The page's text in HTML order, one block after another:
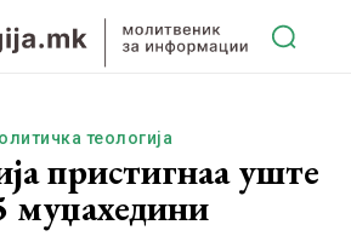
теологија
пристигнаа уште
муџахедини